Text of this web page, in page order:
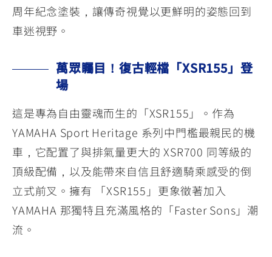
周年紀念塗裝，讓傳奇視覺以更鮮明的姿態回到
車迷視野。
萬眾矚目！復古輕檔「XSR155」登
場
這是專為自由靈魂而生的「XSR155」。作為
YAMAHA Sport Heritage 系列中門檻最親民的機
車，它配置了與排氣量更大的 XSR700 同等級的
頂級配備，以及能帶來自信且舒適騎乘感受的倒
立式前叉。擁有 「XSR155」更象徵著加入
YAMAHA 那獨特且充滿風格的「Faster Sons」潮
流。